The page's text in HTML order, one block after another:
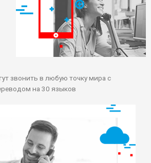
звонить в любую точку мира с
на 30 языков